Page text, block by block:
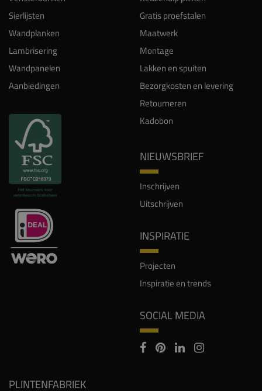
Sierlijsten
Wandplanken
Lambrisering
Wandpanelen
Aanbiedingen
Gratis proefstalen
Maatwerk
Montage
Lakken en spuiten
Bezorgkosten en levering
Retourneren
Kadobon
NIEUWSBRIEF
Inschrijven
Uitschrijven
INSPIRATIE
Projecten
Inspiratie en trends
SOCIAL MEDIA
PLINTENFABRIEK